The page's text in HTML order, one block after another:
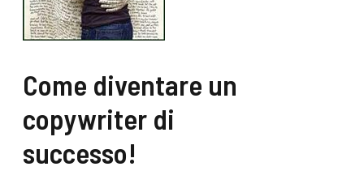
Come diventare un
copywriter di
successo!